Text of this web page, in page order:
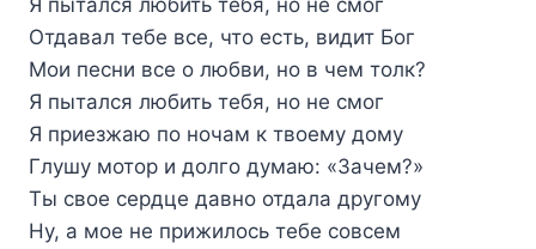
Отдавал тебе все, что есть, видит Бог
Мои песни все о любви, но в чем толк?
Я пытался любить тебя, но не смог
Я приезжаю по ночам к твоему дому
Глушу мотор и долго думаю: «Зачем?»
Ты свое сердце давно отдала другому
Ну, а мое не прижилось тебе совсем